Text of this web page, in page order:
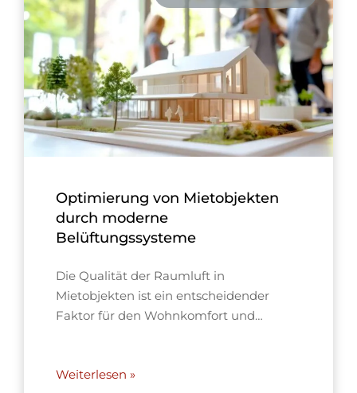
Optimierung von Mietobjekten
durch moderne
Belüftungssysteme
Die Qualität der Raumluft in
Mietobjekten ist ein entscheidender
Faktor für den Wohnkomfort und…
Weiterlesen »